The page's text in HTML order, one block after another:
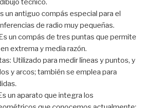
técnico.
un antiguo compás especial para el
de radio muy pequeñas.
un compás de tres puntas que permite
extrema y media razón.
Utilizado para medir líneas y puntos, y
y arcos; también se emplea para
un aparato que integra los